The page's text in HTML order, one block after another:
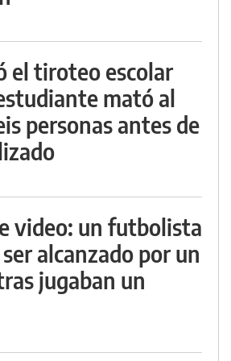
el tiroteo escolar
mató al
personas antes de
video: un futbolista
alcanzado por un
jugaban un